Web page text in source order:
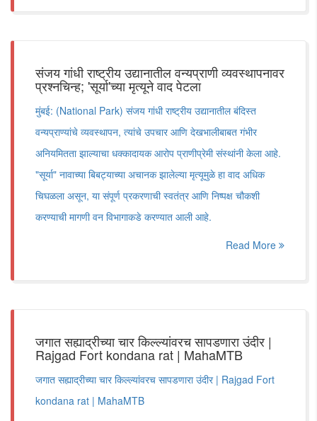
​संजय गांधी राष्ट्रीय उद्यानातील वन्यप्राणी व्यवस्थापनावर
प्रश्नचिन्ह; 'सूर्या'च्या मृत्यूने वाद पेटला
​मुंबई: (National Park) संजय गांधी राष्ट्रीय उद्यानातील बंदिस्त
वन्यप्राण्यांचे व्यवस्थापन, त्यांचे उपचार आणि देखभालीबाबत गंभीर
अनियमितता झाल्याचा धक्कादायक आरोप प्राणीप्रेमी संस्थांनी केला आहे.
"सूर्या" नावाच्या बिबट्याच्या अचानक झालेल्या मृत्यूमुळे हा वाद अधिक
चिघळला असून, या संपूर्ण प्रकरणाची स्वतंत्र आणि निष्पक्ष चौकशी
करण्याची मागणी वन विभागाकडे करण्यात आली आहे.
Read More
जगात सह्याद्रीच्या चार किल्ल्यांवरच सापडणारा उंदीर |
Rajgad Fort kondana rat | MahaMTB
जगात सह्याद्रीच्या चार किल्ल्यांवरच सापडणारा उंदीर | Rajgad Fort
kondana rat | MahaMTB